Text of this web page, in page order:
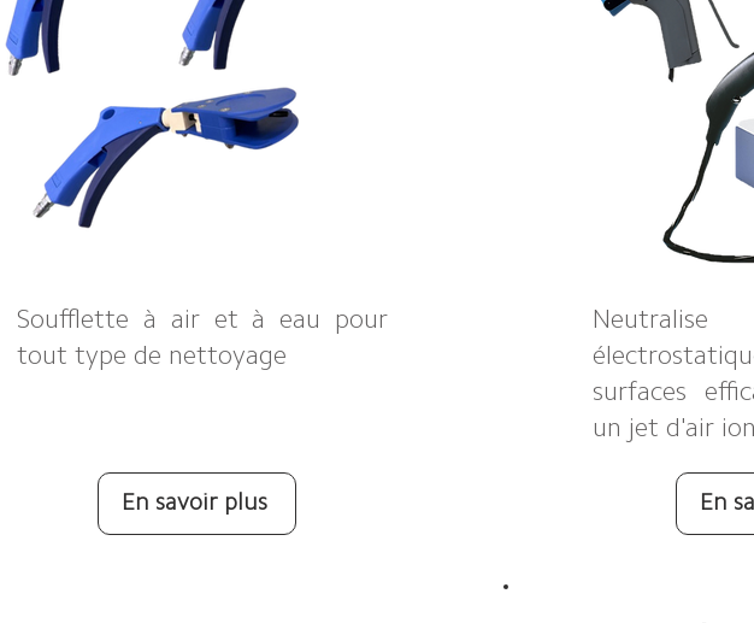
Soufflette à air et à eau pour
tout type de nettoyage
En savoir plus En
surfaces
un jet d'air